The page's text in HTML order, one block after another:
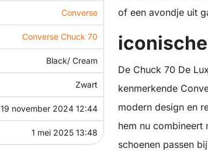
Converse
Converse Chuck 70
Black/ Cream
Zwart
19 november 2024 12:44
1 mei 2025 13:48
of een avondje uit
De Chuck 70 De
kenmerkende
modern design en
hem nu combineert
schoenen passen